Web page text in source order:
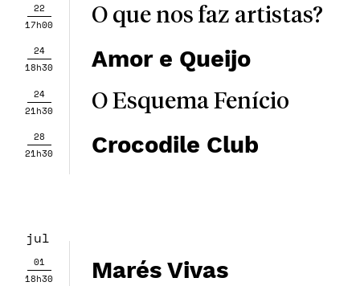
22
17h00
O que nos faz artistas?
24
18h30
Amor e Queijo
24
21h30
O Esquema Fenício
28
21h30
Crocodile Club
jul
01
18h30
Marés Vivas